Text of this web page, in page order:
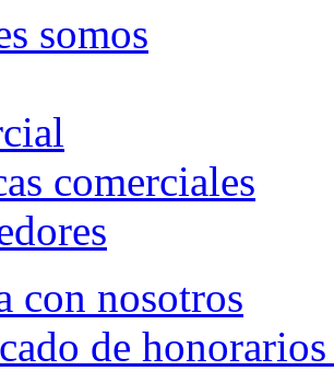
somos
comerciales
con nosotros
de